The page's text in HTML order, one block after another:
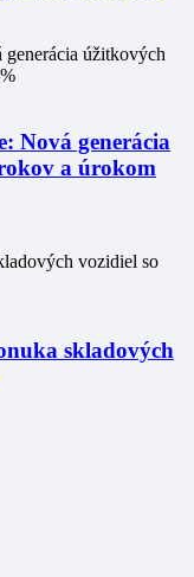
Nová generácia
a úrokom
skladových